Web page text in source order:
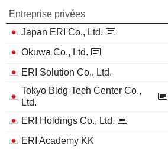
Entreprise privées
Japan ERI Co., Ltd.
Okuwa Co., Ltd.
ERI Solution Co., Ltd.
Tokyo Bldg-Tech Center Co.,
Ltd.
ERI Holdings Co., Ltd.
ERI Academy KK